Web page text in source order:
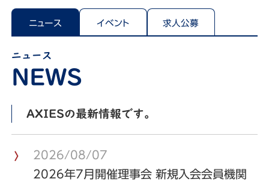
ニュース イベント 求人公募
ニュース
AXIESの最新情報です。
2026/08/07
2026年7月開催理事会 新規入会会員機関